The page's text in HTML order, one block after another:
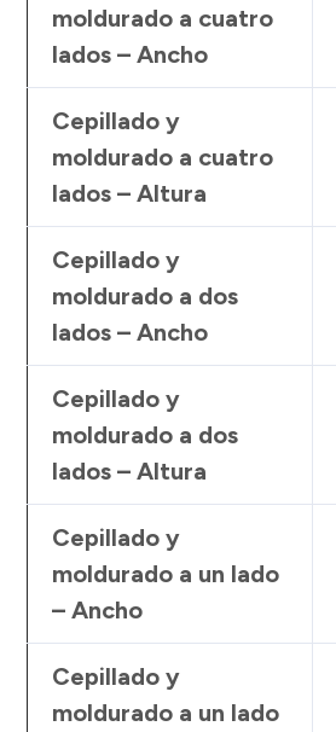
moldurado a cuatro
lados – Ancho
Cepillado y
moldurado a cuatro
lados – Altura
Cepillado y
moldurado a dos
lados – Ancho
Cepillado y
moldurado a dos
lados – Altura
Cepillado y
moldurado a un lado
– Ancho
Cepillado y
moldurado a un lado